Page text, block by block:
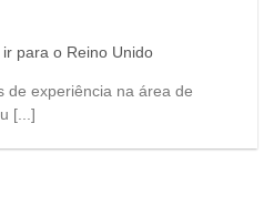
ir para o Reino Unido
de experiência na área de
[...]